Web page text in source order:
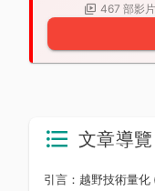
467 部影
文章導覽